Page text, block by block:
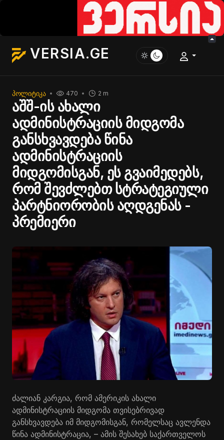
VERSIA.GE
ᲞᲝᲚᲘᲢᲘᲙᲐ 2 m
470
აშშ-ის ახალი
ადმინისტრაციის მიდგომა
განსხვავდება წინა
ადმინისტრაციის
მიდგომისგან, ეს გვაიმედებს,
რომ შევძლებთ სტრატეგიული
პარტნიორობის აღდგენას -
პრემიერი
ძალიან კარგია, რომ ამერიკის ახალი
ადმინისტრაციის მიდგომა თვისებრივად
განსხვავდება იმ მიდგომისგან, რომელსაც ავლენდა
წინა ადმინისტრაცია, – ამის შესახებ საქართველოს